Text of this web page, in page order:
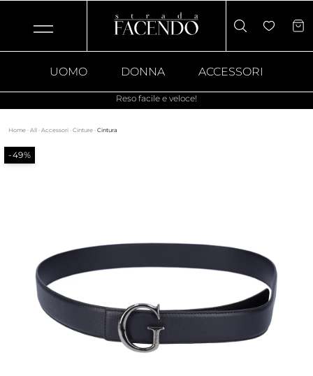
UOMO DONNA ACCESSORI
Reso facile e veloce!
Home · All · Accessori · Cinture · Cintura
-49%